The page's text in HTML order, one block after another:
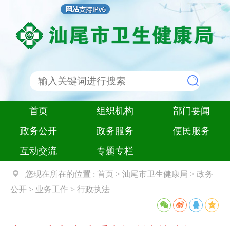
首页 组织机构
部门要闻
政务公开
政务服务
便民服务
互动交流
专题专栏
您现在所在的位置 : 首页 > 汕尾市卫生健康局 > 政务
公开 > 业务工作 > 行政执法